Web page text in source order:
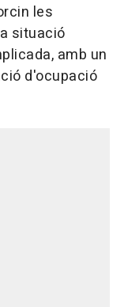
les
situació
amb un
d'ocupació